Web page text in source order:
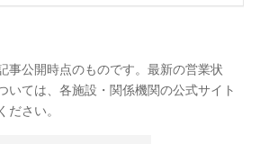
事公開時点のものです。最新の営業状
いては、各施設・関係機関の公式サイト
ださい。